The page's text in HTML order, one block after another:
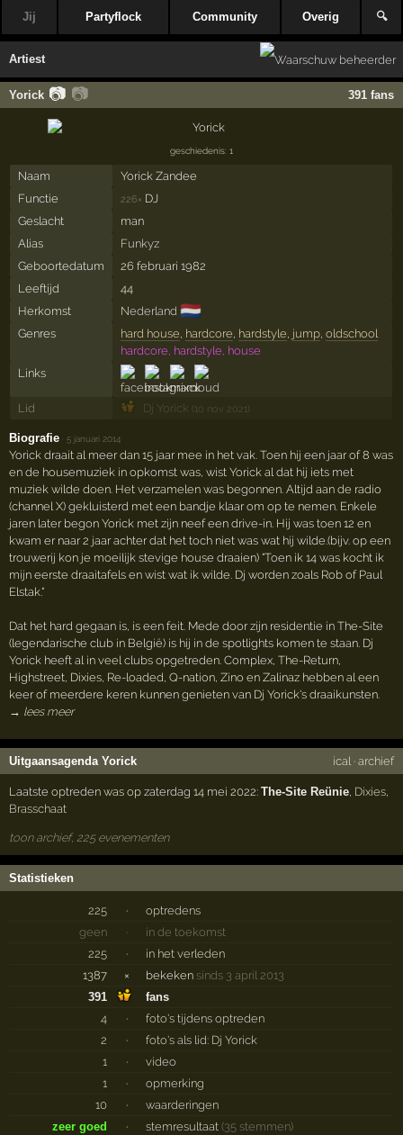
Jij Partyflock Community Overig 🔍
Artiest
Yorick 📷 📷 391 fans
geschiedenis: 1
Naam
Yorick Zandee
Functie
226× DJ
Geslacht
man
Alias
Funkyz
Geboortedatum
26 februari 1982
Leeftijd
44
Herkomst
Nederland 🇳🇱
Genres hard house hardcore hardstyle jump, oldschool
hardcore, hardstyle, house
Links
Lid Dj Yorick (10 nov 2021)
Biografie ·5 januari 2014
Yorick draait al meer dan 15 jaar mee in het vak. Toen hij een jaar of 8 was
en de housemuziek in opkomst was, wist Yorick al dat hij iets met
muziek wilde doen. Het verzamelen was begonnen. Altijd aan de radio
(channel X) gekluisterd met een bandje klaar om op te nemen. Enkele
jaren later begon Yorick met zijn neef een drive-in. Hij was toen 12 en
kwam er naar 2 jaar achter dat het toch niet was wat hij wilde.(bijv. op een
trouwerij kon je moeilijk stevige house draaien) "Toen ik 14 was kocht ik
mijn eerste draaitafels en wist wat ik wilde. Dj worden zoals Rob of Paul
Elstak."
Dat het hard gegaan is, is een feit. Mede door zijn residentie in The-Site
(legendarische club in België) is hij in de spotlights komen te staan. Dj
Yorick heeft al in veel clubs opgetreden. Complex, The-Return,
Highstreet, Dixies, Re-loaded, Q-nation, Zino en Zalinaz hebben al een
keer of meerdere keren kunnen genieten van Dj Yorick's draaikunsten.
→ lees meer
Uitgaansagenda Yorick ical · archief
Laatste optreden was op zaterdag 14 mei 2022:The-Site Reünie, Dixies,
Brasschaat
toon archief, 225 evenementen
Statistieken
225 ·
optredens
geen
·
in de toekomst
225
·
in het verleden
1387
× bekeken sinds 3 april 2013
391
fans
4
·
foto's tijdens optreden
2
·
foto's als lid: Dj Yorick
1
·
video
1
·
opmerking
10
·
waarderingen
zeer goed
· stemresultaat (35 stemmen)